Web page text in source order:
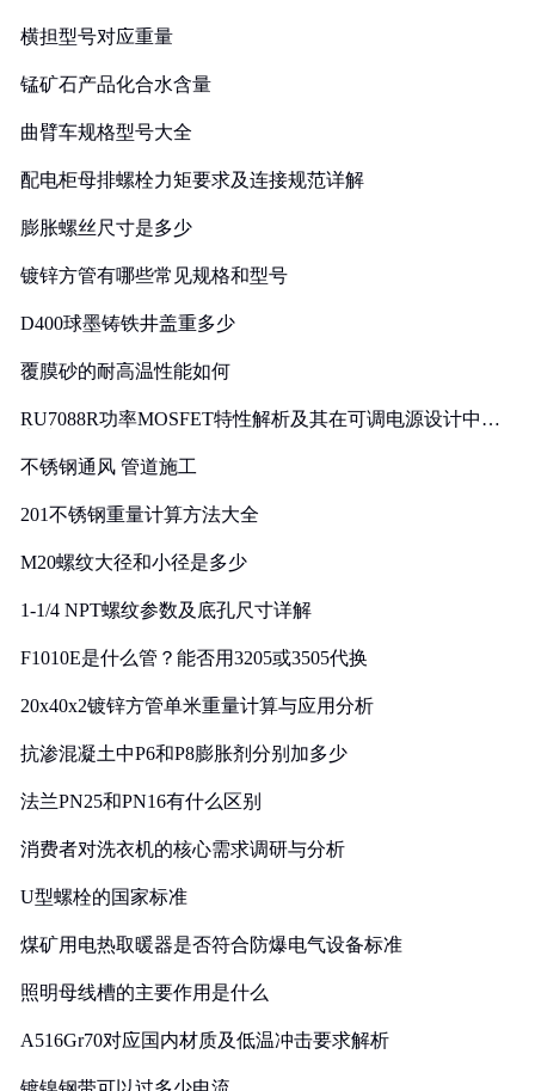
横担型号对应重量
锰矿石产品化合水含量
曲臂车规格型号大全
配电柜母排螺栓力矩要求及连接规范详解
膨胀螺丝尺寸是多少
镀锌方管有哪些常见规格和型号
D400球墨铸铁井盖重多少
覆膜砂的耐高温性能如何
RU7088R功率MOSFET特性解析及其在可调电源设计中的
不锈钢通风 管道施工
201不锈钢重量计算方法大全
M20螺纹大径和小径是多少
1-1/4 NPT螺纹参数及底孔尺寸详解
F1010E是什么管？能否用3205或3505代换
20x40x2镀锌方管单米重量计算与应用分析
抗渗混凝土中P6和P8膨胀剂分别加多少
法兰PN25和PN16有什么区别
消费者对洗衣机的核心需求调研与分析
U型螺栓的国家标准
煤矿用电热取暖器是否符合防爆电气设备标准
照明母线槽的主要作用是什么
A516Gr70对应国内材质及低温冲击要求解析